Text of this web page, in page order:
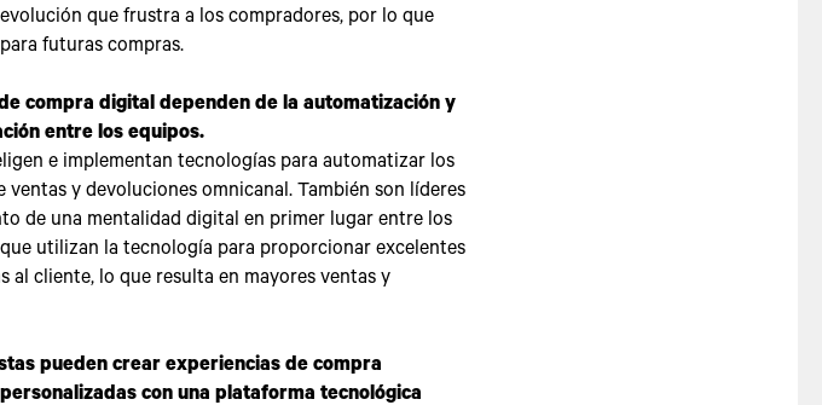
que frustra a los compradores, por lo que
futuras compras.
compra digital dependen de la automatización y
entre los equipos.
e implementan tecnologías para automatizar los
ventas y devoluciones omnicanal. También son líderes
de una mentalidad digital en primer lugar entre los
utilizan la tecnología para proporcionar excelentes
al cliente, lo que resulta en mayores ventas y
pueden crear experiencias de compra
con una plataforma tecnológica